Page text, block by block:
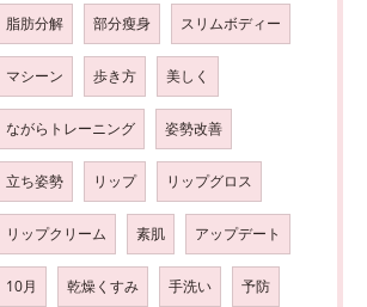
脂肪分解 部分瘦身 スリムボディー
マシーン 歩き方 美しく
ながらトレーニング 姿勢改善
立ち姿勢 リップ リップグロス
リップクリーム 素肌 アップデート
10月 乾燥くすみ 手洗い 予防